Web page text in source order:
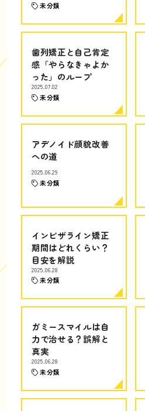
未分類
歯列矯正と自己肯定
感「やらなきゃよか
った」のループ
2025.07.02
未分類
アデノイド顔貌改善
への道
2025.06.29
未分類
インビザライン矯正
期間はどれくらい？
目安を解説
2025.06.28
未分類
ガミースマイルは自
力で治せる？誤解と
真実
2025.06.28
未分類